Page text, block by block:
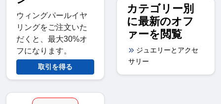
ウィングパールイヤ
リングをご注文いた
だくと、最大30%オ
フになります。
取引を得る
カテゴリー別
に最新のオフ
ァーを閲覧
ジュエリーとアクセ
サリー